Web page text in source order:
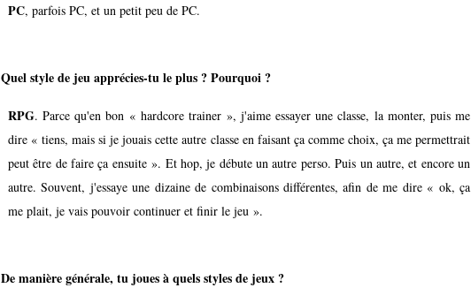
PC, parfois PC, et un petit peu de PC.
Quel style de jeu apprécies-tu le plus ? Pourquoi ?
RPG. Parce qu'en bon « hardcore trainer », j'aime essayer une classe, la monter, puis me
dire « tiens, mais si je jouais cette autre classe en faisant ça comme choix, ça me permettrait
peut être de faire ça ensuite ». Et hop, je débute un autre perso. Puis un autre, et encore un
autre. Souvent, j'essaye une dizaine de combinaisons différentes, afin de me dire « ok, ça
me plait, je vais pouvoir continuer et finir le jeu ».
De manière générale, tu joues à quels styles de jeux ?